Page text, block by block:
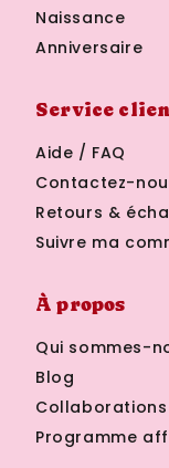
Naissance
Anniversaire
Service
Aide / FAQ
Contactez-
Retours &
Suivre ma
À propos
Qui sommes-
Blog
Collaborations
Programme